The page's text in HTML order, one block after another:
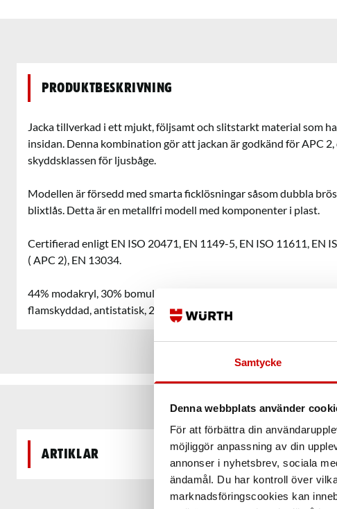
Samtycke
Denna webbplats använder
För att förbättra din
möjliggör anpassning av din
annonser i nyhetsbrev, sociala
ändamål. Du har kontroll över
marknadsföringscookies kan
Produktbeskrivning
Jacka tillverkad i ett mjukt, följsamt och slitstarkt material som
insidan. Denna kombination gör att jackan är godkänd för APC 2,
skyddsklassen för ljusbåge.
Modellen är försedd med smarta ficklösningar såsom dubbla
blixtlås. Detta är en metallfri modell med komponenter i plast.
Certifierad enligt EN ISO 20471, EN 1149-5, EN ISO 11611, EN
( APC 2), EN 13034.
44% modakryl, 30% bomull, 20% polyamid, 5% aramid, 1%
flamskyddad, antistatisk, 260 g/m²
Artiklar